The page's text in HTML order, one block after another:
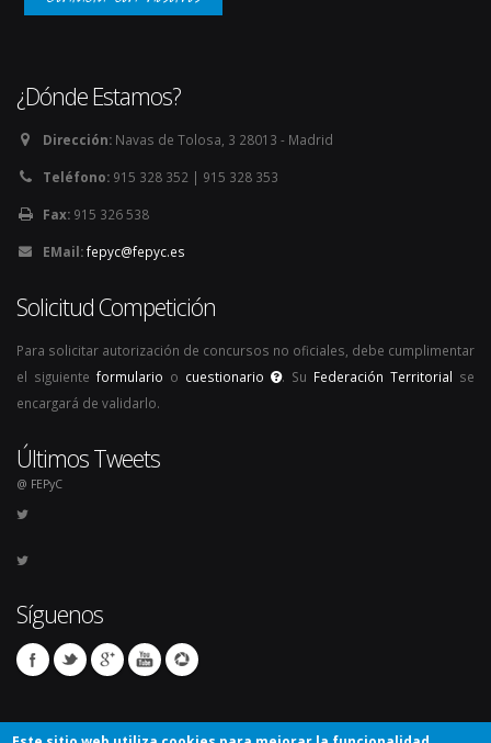
¿Dónde Estamos?
Dirección: Navas de Tolosa, 3 28013 - Madrid
Teléfono: 915 328 352 | 915 328 353
Fax: 915 326 538
EMail:fepyc@fepyc.es
Solicitud Competición
Para solicitar autorización de concursos no oficiales, debe cumplimentar
el siguiente formulario o cuestionario . Su Federación Territorial se
encargará de validarlo.
Últimos Tweets
@ FEPyC
Síguenos